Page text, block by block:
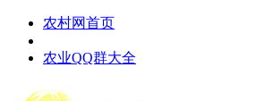
农村网首页
农业QQ群大全